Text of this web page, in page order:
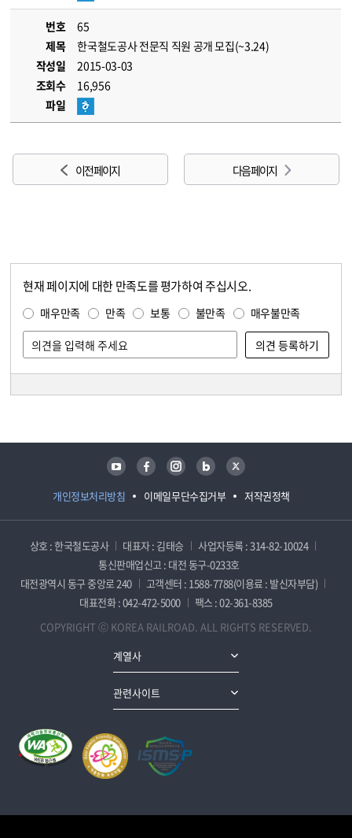
번호
65
제목
한국철도공사 전문직 직원 공개 모집(~3.24)
작성일
2015-03-03
조회수
16,956
파일
이전 페이지 다음 페이지
현재 페이지에 대한 만족도를 평가하여 주십시오.
매우만족 만족 보통 불만족 매우불만족
개인정보처리방침 이메일무단수집거부 저작권정책
유튜브 페이스북 인스타그램 블로그 트위터
상호 : 한국철도공사 대표자 : 김태승
사업자등록 : 314-82-10024
통신판매업신고 : 대전 동구-0233호
대전광역시 동구 중앙로 240
고객센터 : 1588-7788(이용료 : 발신자부담)
대표전화 : 042-472-5000
팩스 : 02-361-8385
COPYRIGHT ⓒ KOREA RAILROAD. ALL RIGHTS RESERVED.
계열사
관련사이트